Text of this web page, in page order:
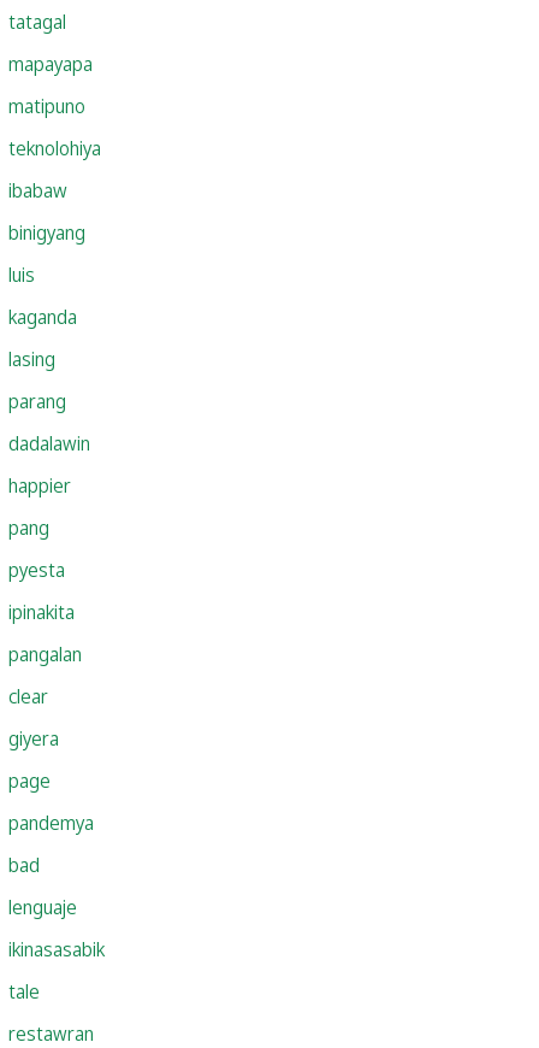
tatagal
mapayapa
matipuno
teknolohiya
ibabaw
binigyang
luis
kaganda
lasing
parang
dadalawin
happier
pang
pyesta
ipinakita
pangalan
clear
giyera
page
pandemya
bad
lenguaje
ikinasasabik
tale
restawran